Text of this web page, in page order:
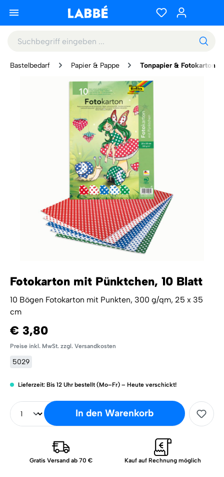
Bastelbedarf Papier & Pappe Tonpapier & Fotokarton
Fotokarton mit Pünktchen, 10 Blatt
10 Bögen Fotokarton mit Punkten, 300 g/qm, 25 x 35
cm
€ 3,80
Preise inkl. MwSt. zzgl. Versandkosten
5029
Lieferzeit: Bis 12 Uhr bestellt (Mo–Fr) – Heute verschickt!
In den Warenkorb
Gratis Versand ab 70 € Kauf auf Rechnung möglich